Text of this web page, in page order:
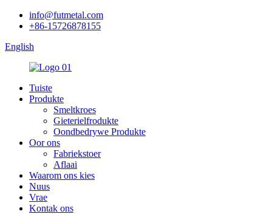
info@futmetal.com
+86-15726878155
English
Tuiste
Produkte
Smeltkroes
Gieterielfrodukte
Oondbedrywe Produkte
Oor ons
Fabriekstoer
Aflaai
Waarom ons kies
Nuus
Vrae
Kontak ons